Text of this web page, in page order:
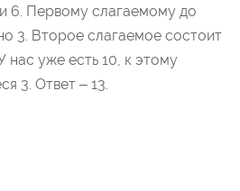
6. Первому слагаемому до
3. Второе слагаемое состоит
нас уже есть 10, к этому
3. Ответ – 13.